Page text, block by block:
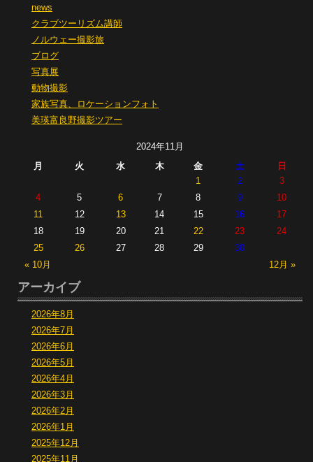
news
クラブツーリズム講師
ノルウェー撮影旅
ブログ
写真展
動物撮影
家族写真、ロケーションフォト
美瑛富良野撮影ツアー
2024年11月
月
火 水 木 金 土 日
« 10月 12月 »
1 2
3
4
5 6 7 8 9
10
11
12 13 14 15 16
17
18
19 20 21 22 23
24
25
26 27 28 29 30
アーカイブ
2026年8月
2026年7月
2026年6月
2026年5月
2026年4月
2026年3月
2026年2月
2026年1月
2025年12月
2025年11月